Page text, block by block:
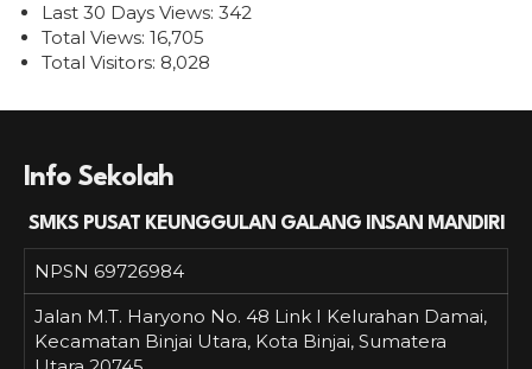
Last 30 Days Views: 342
Total Views: 16,705
Total Visitors: 8,028
Info Sekolah
SMKS PUSAT KEUNGGULAN GALANG INSAN MANDIRI
NPSN 69726984
Jalan M.T. Haryono No. 48 Link I Kelurahan Damai,
Kecamatan Binjai Utara, Kota Binjai, Sumatera